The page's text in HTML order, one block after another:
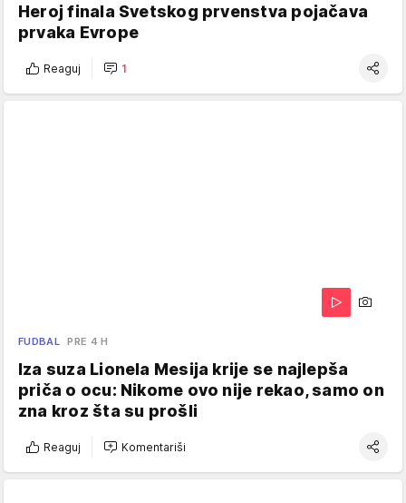
Heroj finala Svetskog prvenstva pojačava
prvaka Evrope
Reaguj 1
FUDBAL PRE 4 H
Iza suza Lionela Mesija krije se najlepša
priča o ocu: Nikome ovo nije rekao, samo on
zna kroz šta su prošli
Reaguj Komentariši